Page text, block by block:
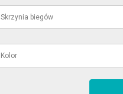
Skrzynia biegów
Kolor